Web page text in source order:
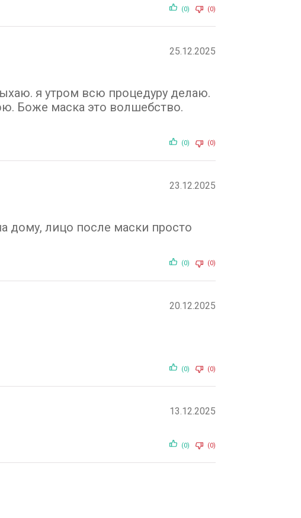
(0) (0)
25.12.2025
я утром всю процедуру делаю.
Боже маска это волшебство.
(0) (0)
23.12.2025
дому, лицо после маски просто
(0) (0)
20.12.2025
(0) (0)
13.12.2025
(0) (0)